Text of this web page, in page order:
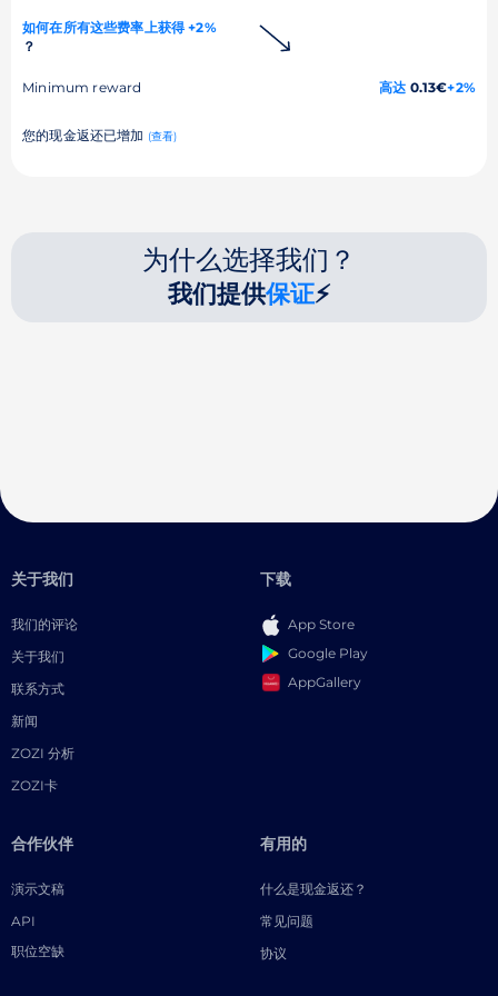
如何在所有这些费率上获得 +2%
？
Minimum reward 高达 0.13€+2%
您的现金返还已增加 (查看)
为什么选择我们？
我们提供保证⚡
关于我们
我们的评论
关于我们
联系方式
新闻
ZOZI 分析
ZOZI卡
下载
App Store
Google Play
AppGallery
合作伙伴
演示文稿
API
职位空缺
有用的
什么是现金返还？
常见问题
协议